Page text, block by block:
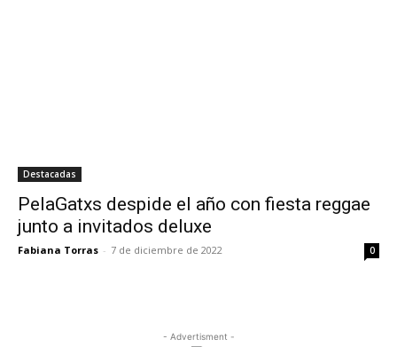
Destacadas
PelaGatxs despide el año con fiesta reggae
junto a invitados deluxe
Fabiana Torras - 7 de diciembre de 2022 0
- Advertisment -